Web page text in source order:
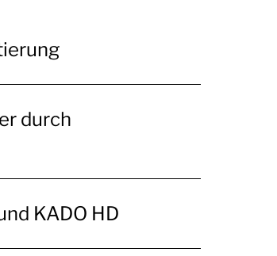
durch
KADO HD